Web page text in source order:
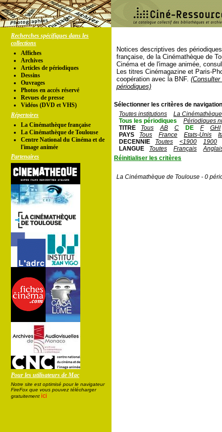
Recherches spécifiques dans les
collections
Affiches
Archives
Articles de périodiques
Dessins
Ouvrages
Photos en accés réservé
Revues de presse
Vidéos (DVD et VHS)
Répertoires
La Cinémathèque française
La Cinémathèque de Toulouse
Centre National du Cinéma et de
l'image animée
Partenaires
Pour les utilisateurs de Mac
Notre site est optimisé pour le navigateur
FireFox que vous pouvez télécharger
gratuitement ici
Notices descriptives des
française, de la Cinémathèque de
Cinéma et de l'image animée,
Les titres Cinémagazine et Paris-
coopération avec la BNF.
périodiques)
Sélectionner les critères de
Toutes institutions
La
Tous les périodiques
Périodiques
TITRE
Tous AB C DE F
GHI
PAYS
Tous France Etats-Unis
DECENNIE
Toutes <1900
1900
LANGUE
Toutes Français
Réinitialiser les critères
La Cinémathèque de Toulouse - 0